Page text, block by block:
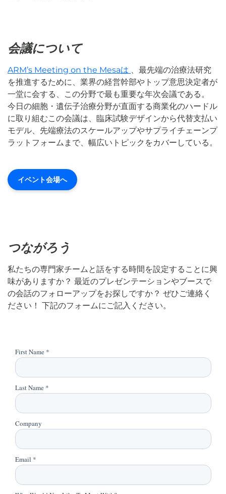
会議について
ARM’s Meeting on the Mesaは 、最先端の治療法研究
を推進するために、業界の経営幹部やトップ意思決定者が
一堂に会する、この分野で最も重要な年次会議である。
今日の細胞・遺伝子治療分野が直面する商業化のハードル
に取り組むこの会議は、臨床試験デザインから代替支払い
モデル、先端療法のスケールアップやサプライチェーンプ
ラットフォームまで、幅広いトピックをカバーしている。
イベント会場へ
つながろう
私たちの専門家チームと話をする時間を設定することに興
味がありますか？ 最近のプレゼンテーションやブースで
の会話のフォローアップをお探しですか？ ぜひご連絡く
ださい！ 下記のフォームにご記入ください。